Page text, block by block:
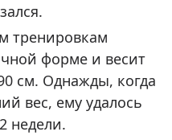
тренировкам
форме и весит
см. Однажды, когда
вес, ему удалось
недели.